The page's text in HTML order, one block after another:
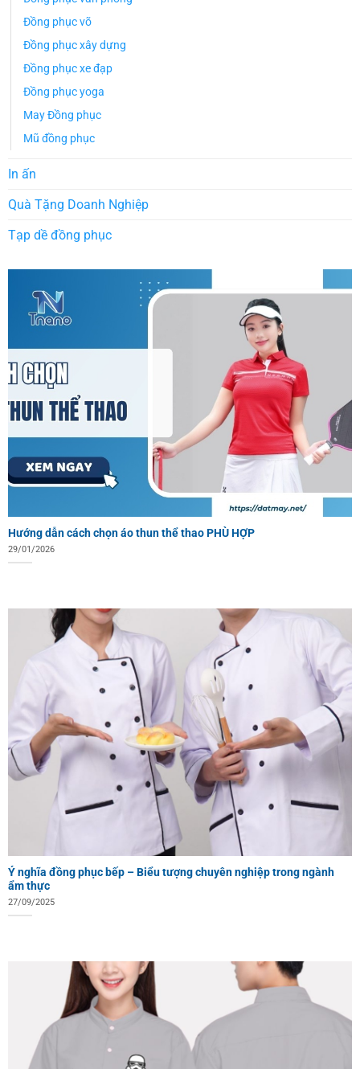
Đồng phục võ
Đồng phục xây dựng
Đồng phục xe đạp
Đồng phục yoga
May Đồng phục
Mũ đồng phục
In ấn
Quà Tặng Doanh Nghiệp
Tạp dề đồng phục
Hướng dẫn cách chọn áo thun thể thao PHÙ HỢP
29/01/2026
Ý nghĩa đồng phục bếp – Biểu tượng chuyên nghiệp trong ngành
ẩm thực
27/09/2025